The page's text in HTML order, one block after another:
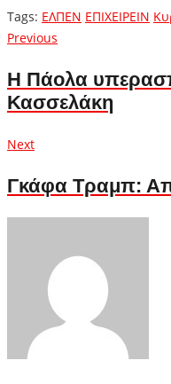
Tags: ΕΛΠΕΝ ΕΠΙΧΕΙΡΕΙΝ
Πλοήγηση
άρθρων
Previous
Η Πάολα
Κασσελάκη
NextNext
Γκάφα Τραμπ: